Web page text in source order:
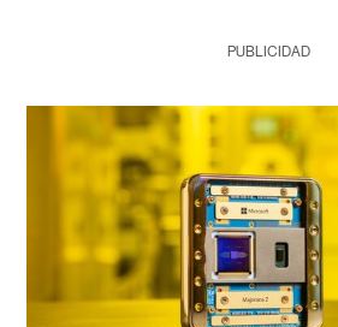
PUBLICIDAD